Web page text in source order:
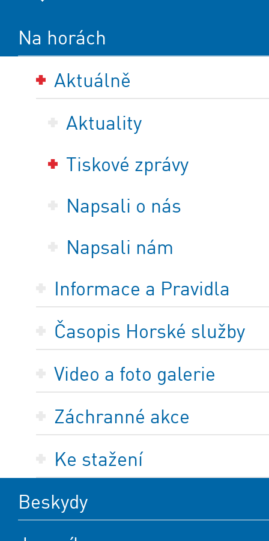
Na horách
Aktuálně
Aktuality
Tiskové zprávy
Napsali o nás
Napsali nám
Informace a Pravidla
Časopis Horské služby
Video a foto galerie
Záchranné akce
Ke stažení
Beskydy